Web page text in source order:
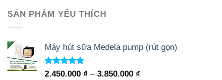
SẢN PHẨM YÊU THÍCH
Máy hút sữa Medela pump (rút gọn)
Rated 5.00
2.450.000 ₫ – 3.850.000 ₫